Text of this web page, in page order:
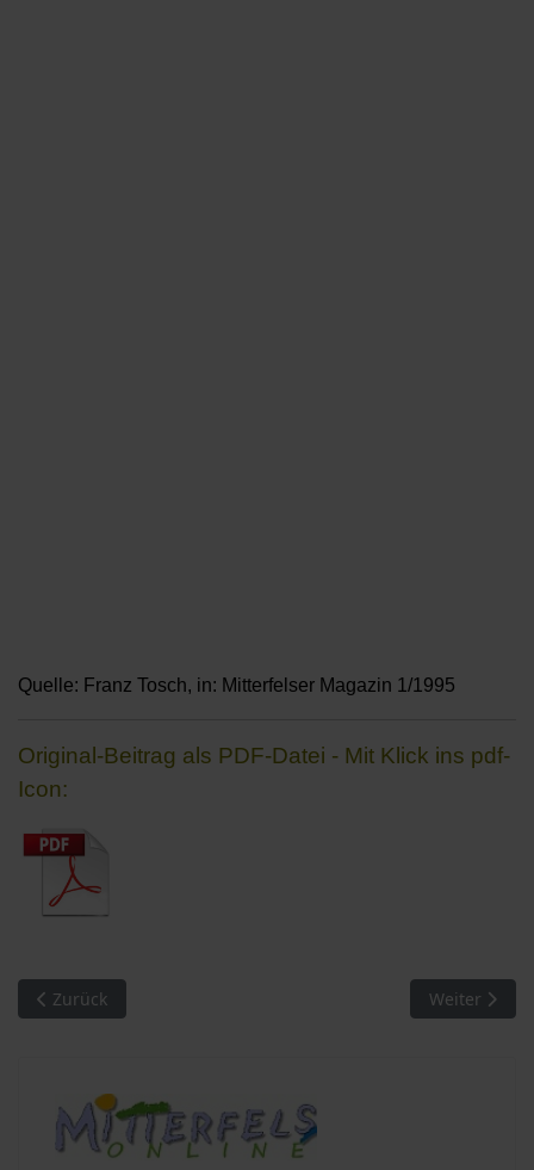
Quelle: Franz Tosch, in: Mitterfelser Magazin 1/1995
Original-Beitrag als PDF-Datei - Mit Klick ins pdf-
Icon:
Vorheriger Beitrag: Das alte Dorf im Wandel
Zurück Nächster
Weiter